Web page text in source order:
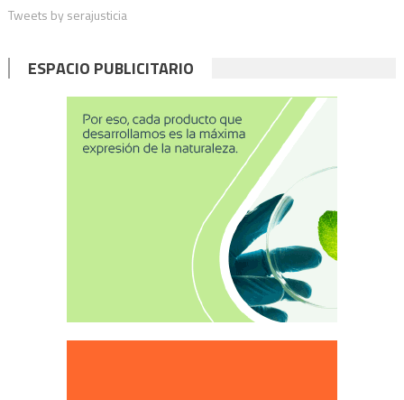
Tweets by serajusticia
ESPACIO PUBLICITARIO